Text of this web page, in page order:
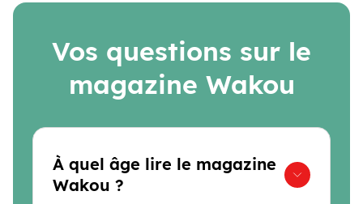
Vos questions sur le
magazine Wakou
À quel âge lire le magazine
Wakou ?